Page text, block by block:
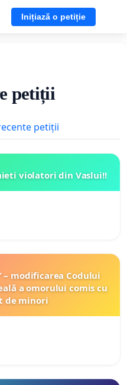
Inițiază o petiție
petiții
petiții
violatori din Vaslui!!
– modificarea Codului
a omorului comis cu
de minori